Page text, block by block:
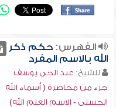
الفهرس:حكم ذكر
الله بالاسم المفرد
للشيخ: عبد الحي يوسف
جزء من محاضرة ( أسماء الله
الحسنى - الاسم العلم الله)